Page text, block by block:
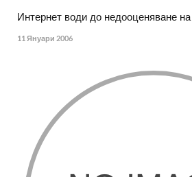
Интернет води до недооценяване
11 Януари 2006